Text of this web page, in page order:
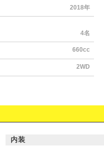
2018年
4名
660cc
2WD
内装